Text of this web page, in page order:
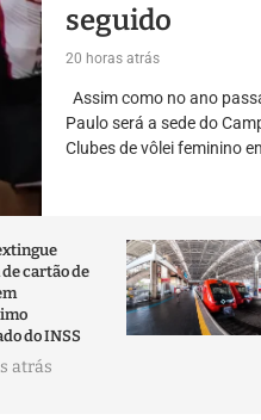
seguido
20 horas atrás
Assim como no ano
Paulo será a sede do
Clubes de vôlei feminino
cartão de
do INSS
atrás